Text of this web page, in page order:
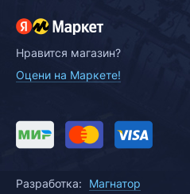
Нравится магазин?
Оцени на Маркете!
Разработка: Магнатор